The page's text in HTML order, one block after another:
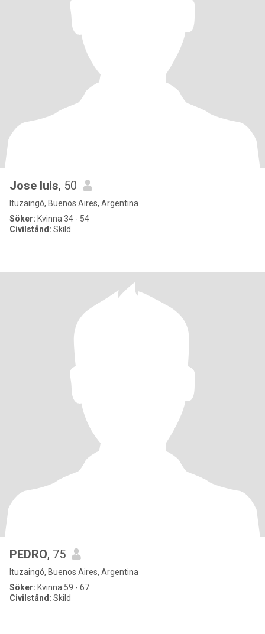
Jose luis, 50
Ituzaingó, Buenos Aires, Argentina
Söker: Kvinna 34 - 54
Civilstånd: Skild
PEDRO, 75
Ituzaingó, Buenos Aires, Argentina
Söker: Kvinna 59 - 67
Civilstånd: Skild